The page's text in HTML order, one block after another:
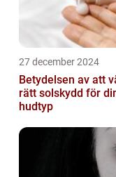
27 december 2024
Betydelsen av att
rätt solskydd för
hudtyp